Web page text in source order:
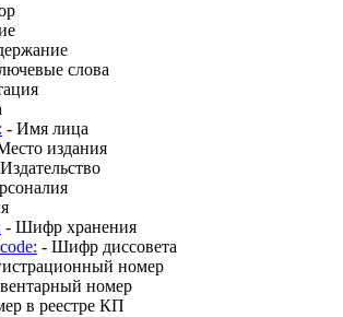
слова
- Имя лица
издания
- Шифр хранения
- Шифр диссовета
номер
номер
в реестре КП